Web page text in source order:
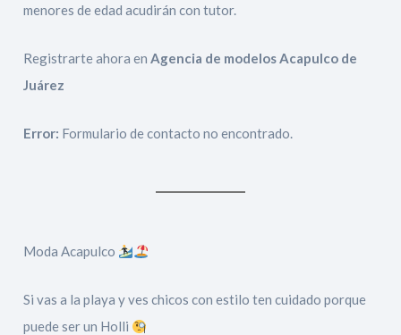
menores de edad acudirán con tutor.
Registrarte ahora enAgencia de modelos Acapulco de
Juárez
Error: Formulario de contacto no encontrado.
Moda Acapulco
Si vas a la playa y ves chicos con estilo ten cuidado porque
puede ser un Holli